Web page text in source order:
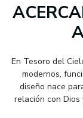
En Tesoro del
modernos,
diseño nace
relación con